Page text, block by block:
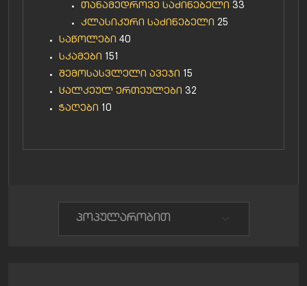
თანამედროვე საძინებელი 33
კლასიკური საძინებელი 25
საწოლები 40
სკამები 151
შემოსასვლელი ავეჯი 15
ცალკეულ ერთეულები 32
ჭაღები 10